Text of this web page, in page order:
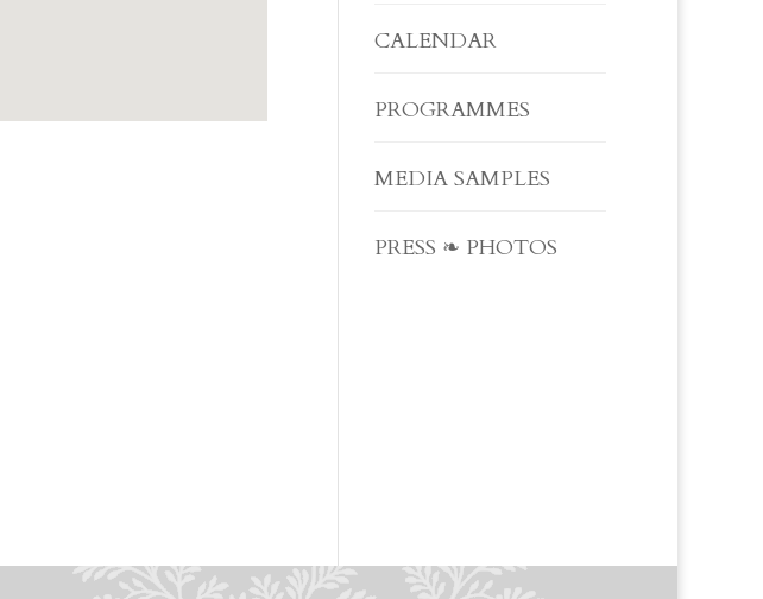
CALENDAR
PROGRAMMES
MEDIA SAMPLES
PRESS ❧ PHOTOS